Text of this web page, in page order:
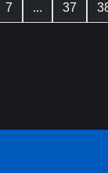
7 ... 37